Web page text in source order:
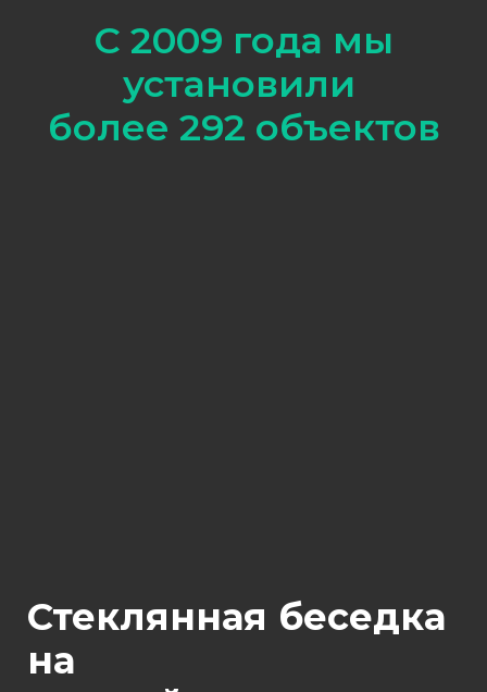
С 2009 года мы
установили
более 292 объектов
Стеклянная беседка
на